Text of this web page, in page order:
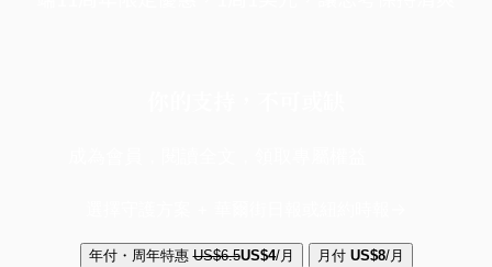
年付・周年特惠 US$6.5US$4/月 月付 US$8/月